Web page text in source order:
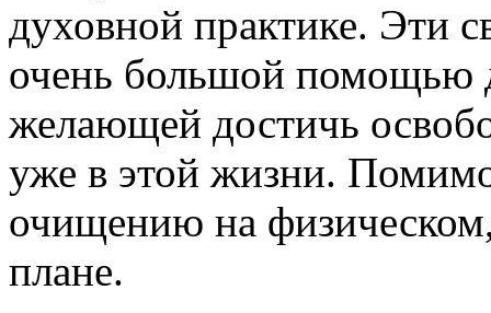
духовной практике. Эти
очень большой помощью
желающей достичь
уже в этой жизни.
очищению на
плане.